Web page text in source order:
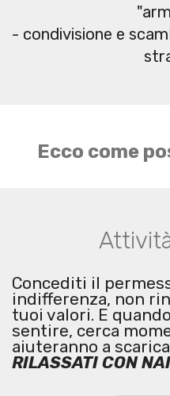
- condivisione e
Ecco come
Concediti il
indifferenza, non
tuoi valori. E
sentire, cerca
aiuteranno a
RILASSATI CON